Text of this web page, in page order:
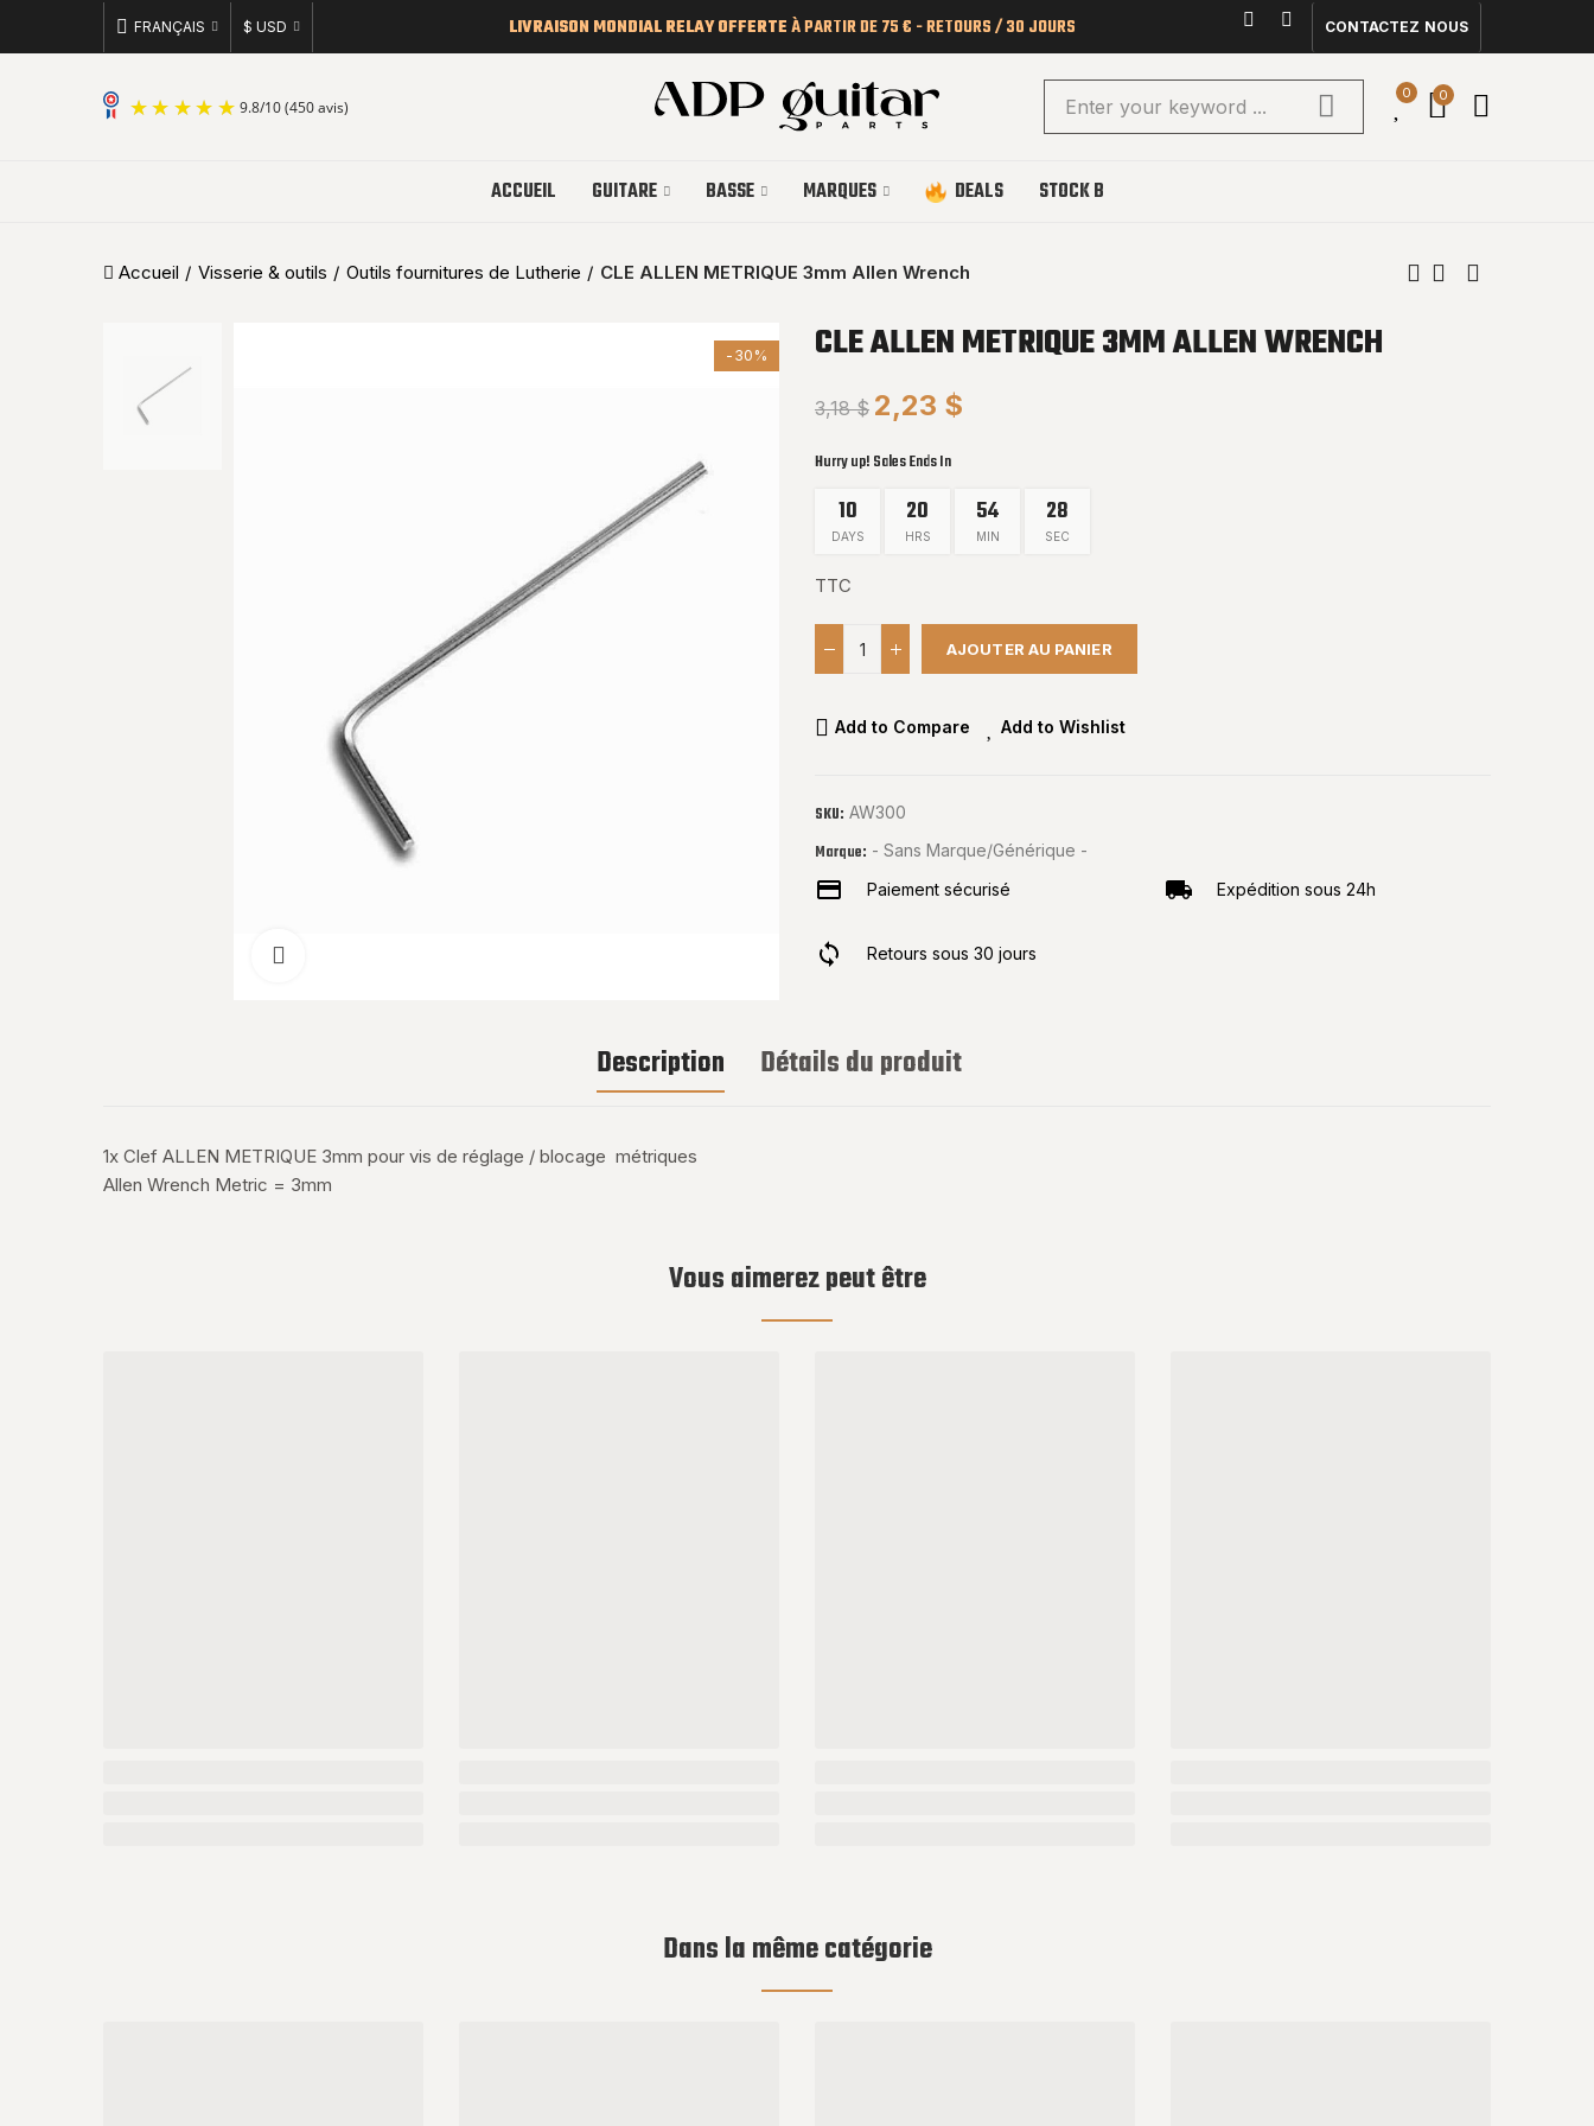
FRANÇAIS $ USD LIVRAISON MONDIAL RELAY OFFERTEÀ PARTIR DE 75 € - RETOURS / 30 JOURS CONTACTEZ NOUS
0 0
ACCUEIL GUITARE BASSE MARQUES DEALS STOCK B
Accueil Visserie & outils Outils fournitures de Lutherie CLE ALLEN METRIQUE 3mm Allen Wrench
-30% CLE ALLEN METRIQUE 3MM ALLEN WRENCH
3,18 $ 2,23 $
Hurry up! Sales Ends In
10
DAYS
20
HRS
54
MIN
27
SEC
TTC
AJOUTER AU PANIER
Add to Compare Add to Wishlist
SKU: AW300
Marque: - Sans Marque/Générique -
Paiement sécurisé
Expédition sous 24h
Retours sous 30 jours
Description Détails du produit
1x Clef ALLEN METRIQUE 3mm pour vis de réglage / blocage métriques
Allen Wrench Metric = 3mm
Vous aimerez peut être
Dans la même catégorie